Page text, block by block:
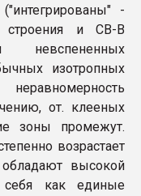
-
и CB-B
невспененных
изотропных
от. клееных
зоны промежут.
возрастает
высокой
себя как единые